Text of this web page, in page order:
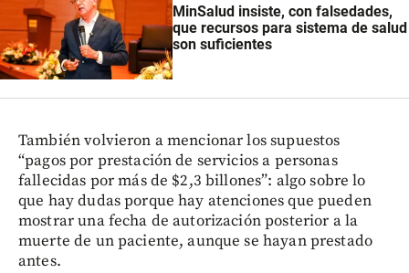
MinSalud insiste, con falsedades,
que recursos para sistema de salud
son suficientes
También volvieron a mencionar los supuestos
“pagos por prestación de servicios a personas
fallecidas por más de $2,3 billones”: algo sobre lo
que hay dudas porque hay atenciones que pueden
mostrar una fecha de autorización posterior a la
muerte de un paciente, aunque se hayan prestado
antes.